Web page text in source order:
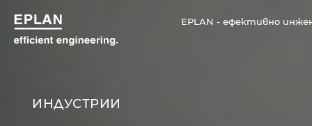
EPLAN - ефективно
ИНДУСТРИИ